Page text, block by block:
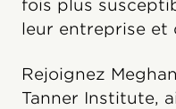
fois plus
leur entreprise et
Rejoignez
Tanner Institute,